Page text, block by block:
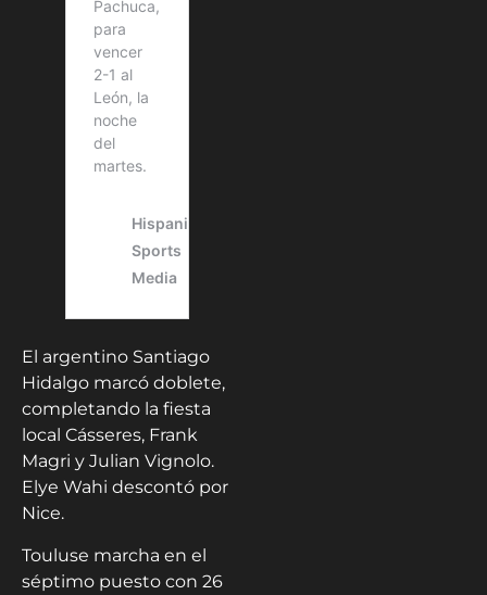
El argentino Santiago
Hidalgo marcó doblete,
completando la fiesta
local Cásseres, Frank
Magri y Julian Vignolo.
Elye Wahi descontó por
Nice.
Touluse marcha en el
séptimo puesto con 26